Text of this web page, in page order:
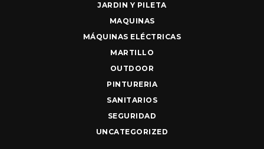
JARDIN Y PILETA
MAQUINAS
MÁQUINAS ELÉCTRICAS
MARTILLO
OUTDOOR
PINTURERIA
SANITARIOS
SEGURIDAD
UNCATEGORIZED